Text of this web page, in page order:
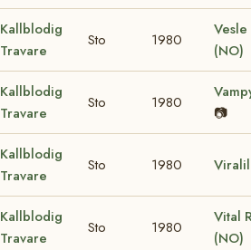
Kallblodig
Travare
Sto 1980
(NO)
Kallblodig
Travare
Sto 1980
📷
Kallblodig
Travare
Sto 1980
Kallblodig
Travare
Sto 1980
Vital
(NO)